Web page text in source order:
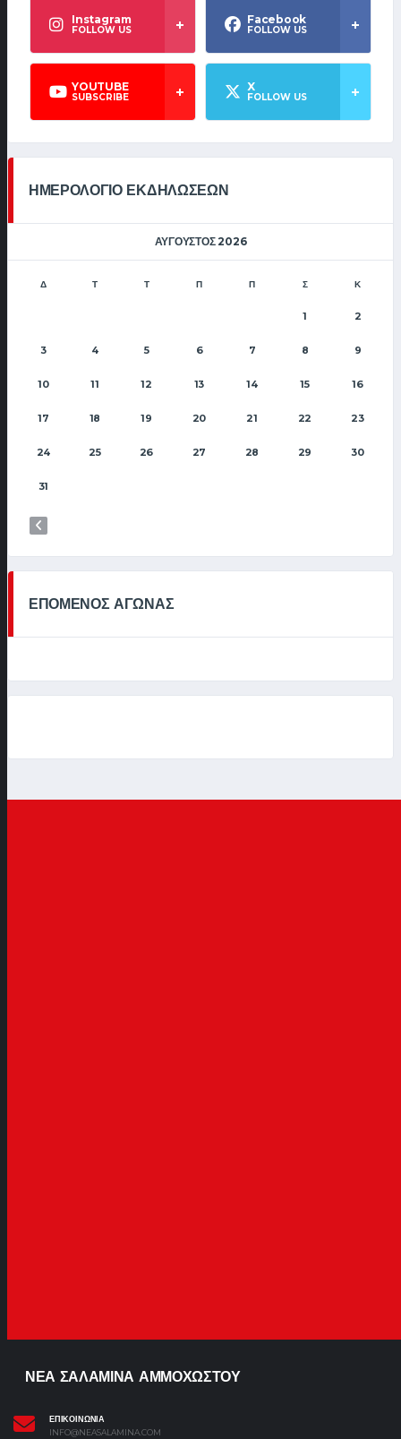
Instagram
FOLLOW US
Facebook
FOLLOW US
YOUTUBE
SUBSCRIBE
X
FOLLOW US
ΗΜΕΡΟΛΟΓΙΟ ΕΚΔΗΛΩΣΕΩΝ
ΑΎΓΟΥΣΤΟΣ 2026
Δ Τ Τ Π Π Σ Κ
1 2
3 4 5 6 7 8 9
10 11 12 13 14 15 16
17 18 19 20 21 22 23
24 25 26 27 28 29 30
31
ΕΠΟΜΕΝΟΣ ΑΓΩΝΑΣ
ΝΕΑ ΣΑΛΑΜΙΝΑ ΑΜΜΟΧΩΣΤΟΥ
ΕΠΙΚΟΙΝΩΝΙΑ
INFO@NEASALAMINA.COM